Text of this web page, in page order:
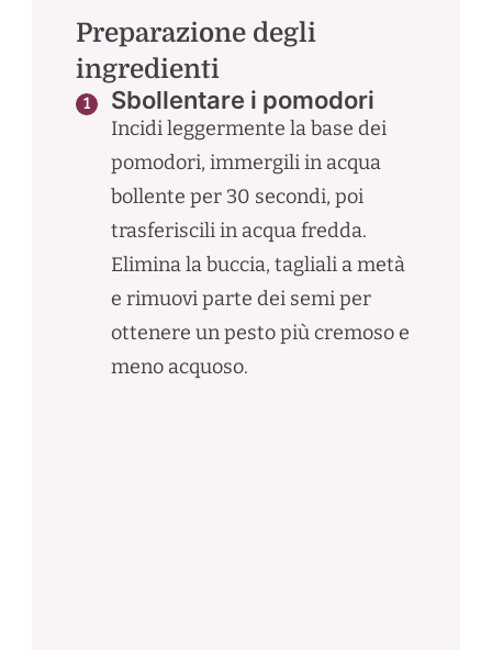
Preparazione degli
ingredienti
Sbollentare i pomodori
Incidi leggermente la base dei
pomodori, immergili in acqua
bollente per 30 secondi, poi
trasferiscili in acqua fredda.
Elimina la buccia, tagliali a metà
e rimuovi parte dei semi per
ottenere un pesto più cremoso e
meno acquoso.